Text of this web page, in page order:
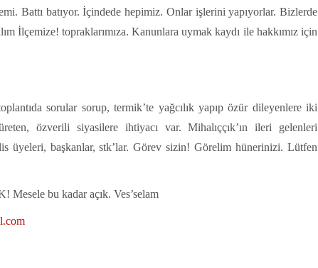
Battı batıyor. İçindede hepimiz. Onlar işlerini yapıyorlar. Bizlerde
İlçemize! topraklarımıza. Kanunlara uymak kaydı ile hakkımız için
sorular sorup, termik’te yağcılık yapıp özür dileyenlere iki
özverili siyasilere ihtiyacı var.Mihalıççık’ın ileri gelenleri
üyeleri, başkanlar, stk’lar. Görev sizin! Görelim hünerinizi. Lütfen
bu kadar açık. Ves’selam